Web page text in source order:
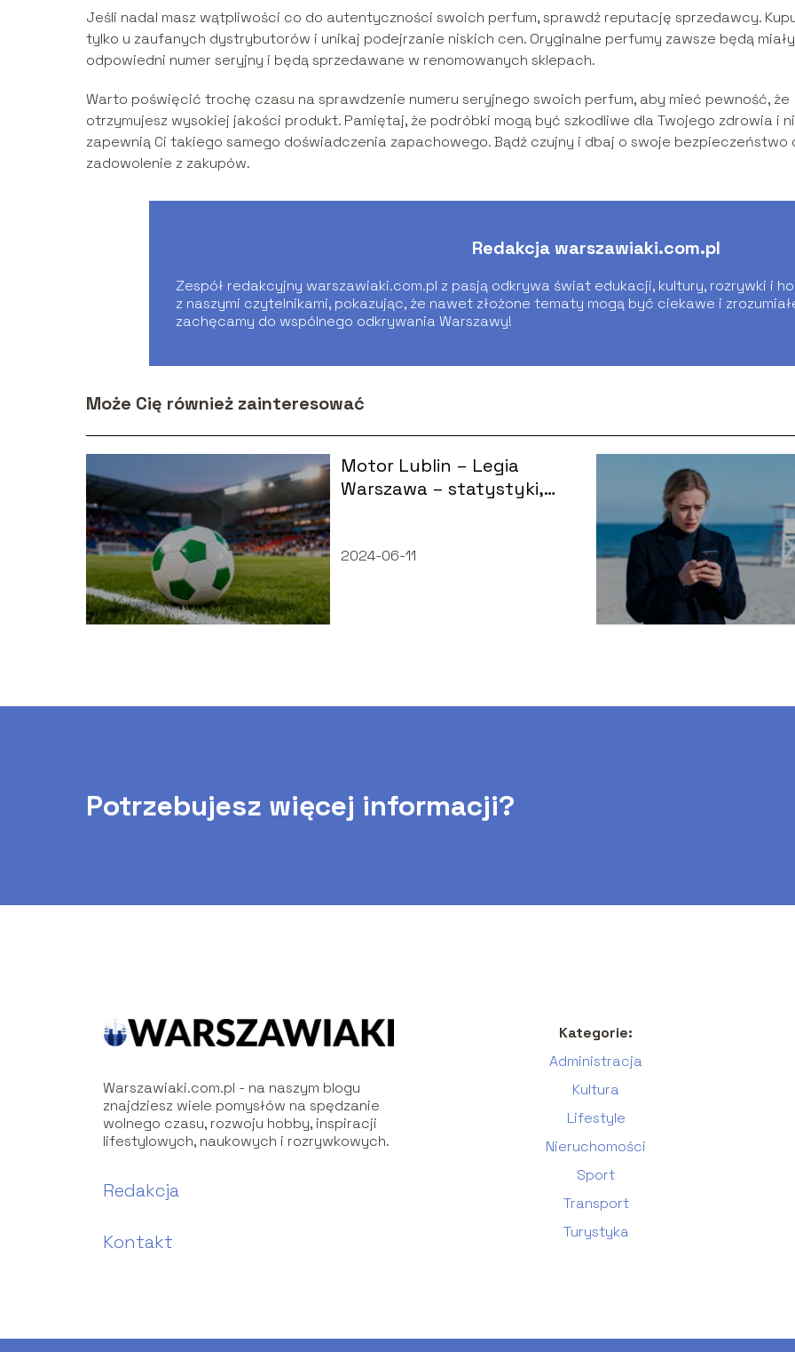
Jeśli nadal masz wątpliwości co do autentyczności swoich perfum, sprawdź reputację sprzedawcy.
tylko u zaufanych dystrybutorów i unikaj podejrzanie niskich cen. Oryginalne perfumy zawsze będą miały
odpowiedni numer seryjny i będą sprzedawane w renomowanych sklepach.
Warto poświęcić trochę czasu na sprawdzenie numeru seryjnego swoich perfum, aby mieć pewność, że
otrzymujesz wysokiej jakości produkt. Pamiętaj, że podróbki mogą być szkodliwe dla Twojego zdrowia i
zapewnią Ci takiego samego doświadczenia zapachowego. Bądź czujny i dbaj o swoje bezpieczeństwo
zadowolenie z zakupów.
Redakcja warszawiaki.com.pl
Zespół redakcyjny warszawiaki.com.pl z pasją odkrywa świat edukacji, kultury, rozrywki i
z naszymi czytelnikami, pokazując, że nawet złożone tematy mogą być ciekawe i
zachęcamy do wspólnego odkrywania Warszawy!
Może Cię również zainteresować
Motor Lublin – Legia
Warszawa – statystyki,
2024-06-11
Potrzebujesz więcej informacji?
Warszawiaki.com.pl - na naszym blogu
znajdziesz wiele pomysłów na spędzanie
wolnego czasu, rozwoju hobby, inspiracji
lifestylowych, naukowych i rozrywkowych.
Redakcja
Kontakt
Kategorie:
Administracja
Kultura
Lifestyle
Nieruchomości
Sport
Transport
Turystyka